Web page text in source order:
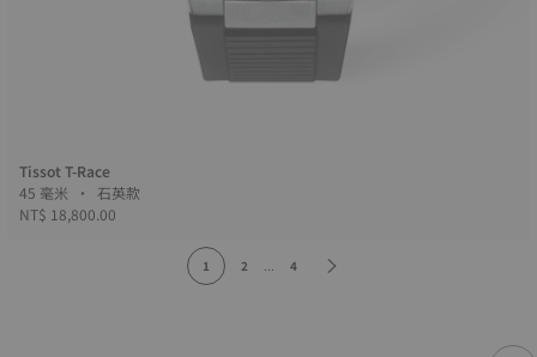
Tissot T-Race
45 毫米 • 石英款
NT$ 18,800.00
1 2 ... 4